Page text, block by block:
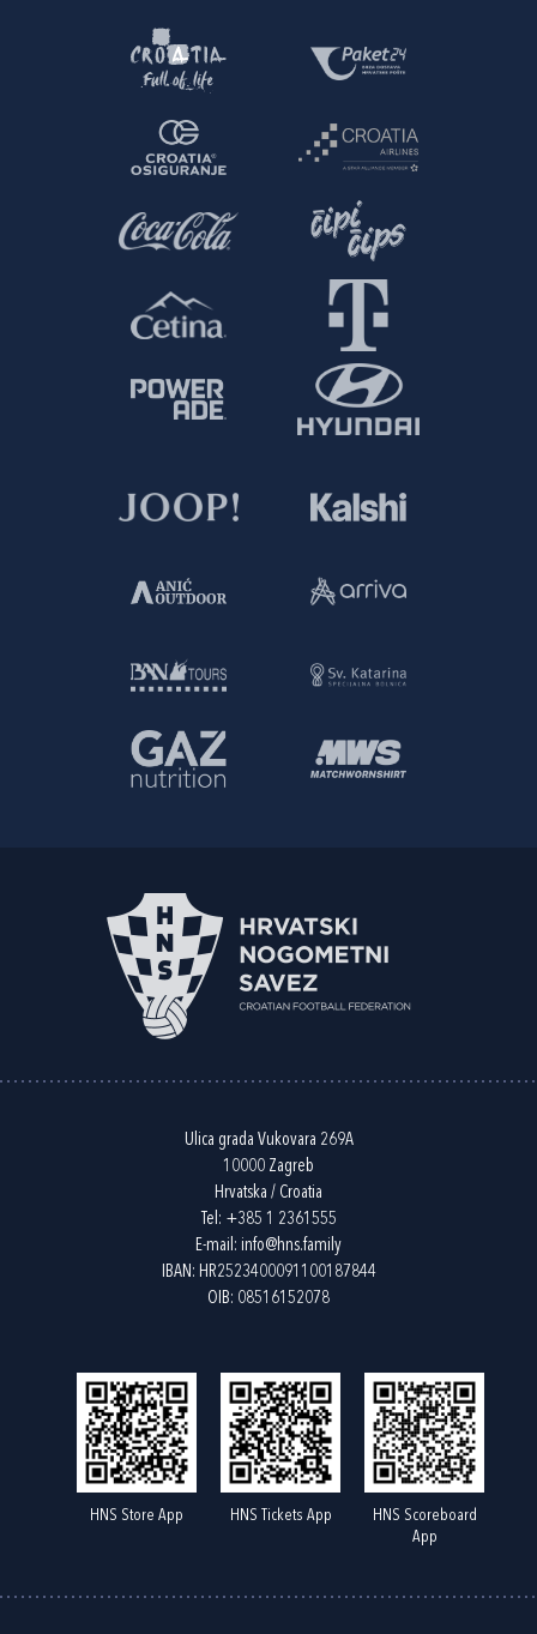
Ulica grada Vukovara 269A
10000 Zagreb
Hrvatska / Croatia
Tel: +385 1 2361555
E-mail: info@hns.family
IBAN: HR2523400091100187844
OIB: 08516152078
HNS Store App HNS Tickets App
HNS Scoreboard
App